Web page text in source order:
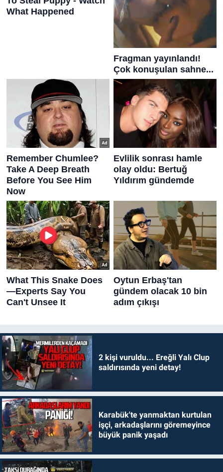
2 kişi vuruldu... Ereğli Yalı Clup
saldırısında yeni detay!
Karabük'te yanmaktan kurtulan
işçi, arkadaşlarını göremeyince
büyük panik yaşadı